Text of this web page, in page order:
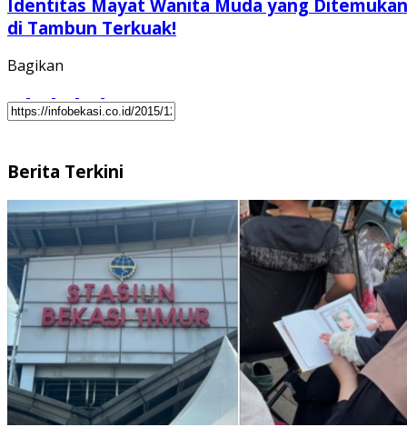
Identitas Mayat Wanita Muda yang Ditemukan
di Tambun Terkuak!
Bagikan
Berita Terkini